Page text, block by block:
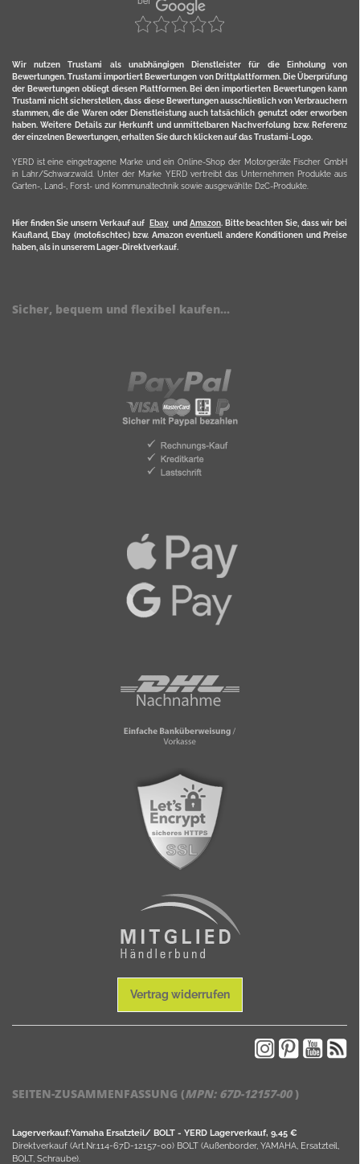
Wir nutzen Trustami als unabhängigen Dienstleister für die Einholung von
Bewertungen. Trustami importiert Bewertungen von Drittplattformen. Die Überprüfung
der Bewertungen obliegt diesen Plattformen. Bei den importierten Bewertungen kann
Trustami nicht sicherstellen, dass diese Bewertungen ausschließlich von Verbrauchern
stammen, die die Waren oder Dienstleistung auch tatsächlich genutzt oder erworben
haben. Weitere Details zur Herkunft und unmittelbaren Nachverfolung bzw. Referenz
der einzelnen Bewertungen, erhalten Sie durch klicken auf das Trustami-Logo.
YERD ist eine eingetragene Marke und ein Online-Shop der Motorgeräte Fischer GmbH
in Lahr/Schwarzwald. Unter der Marke YERD vertreibt das Unternehmen Produkte aus
Garten-, Land-, Forst- und Kommunaltechnik sowie ausgewählte D2C-Produkte.
Hier finden Sie unsern Verkauf auf Ebayund Amazon. Bitte beachten Sie, dass wir bei
Kaufland, Ebay (motofischtec) bzw. Amazon eventuell andere Konditionen und Preise
haben, als in unserem Lager-Direktverkauf.
Sicher, bequem und flexibel kaufen...
Vertrag widerrufen
SEITEN-ZUSAMMENFASSUNG (MPN: 67D-12157-00)
Lagerverkauf:Yamaha Ersatzteil/ BOLT - YERD Lagerverkauf, 9,45 €
Direktverkauf (Art.Nr.114-67D-12157-00) BOLT (Außenborder, YAMAHA, Ersatzteil,
BOLT, Schraube).